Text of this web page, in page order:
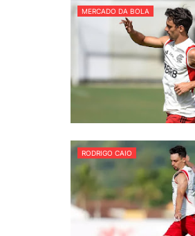
MERCADO DA BOLA
RODRIGO CAIO